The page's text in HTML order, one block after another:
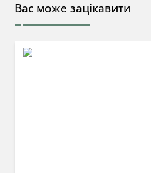
Вас може зацікавити